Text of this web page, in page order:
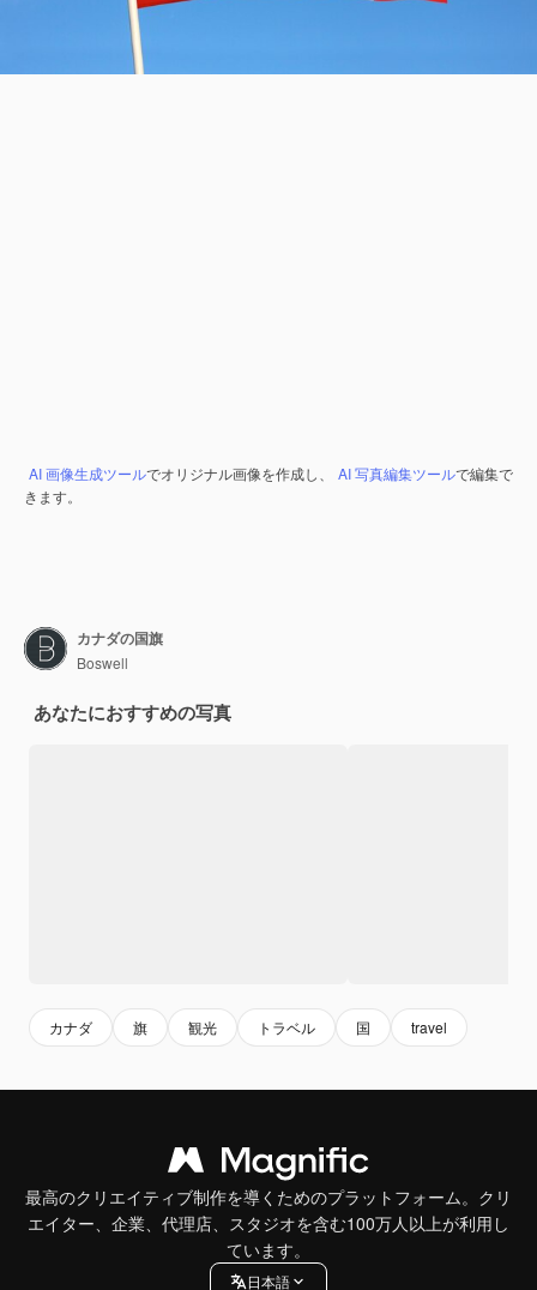
AI 画像生成ツールでオリジナル画像を作成し、 AI 写真編集ツールで編集で
きます。
カナダの国旗
Boswell
あなたにおすすめの写真
カナダ 旗 観光 トラベル 国 travel
最高のクリエイティブ制作を導くためのプラットフォーム。クリ
エイター、企業、代理店、スタジオを含む100万人以上が利用し
ています。
日本語